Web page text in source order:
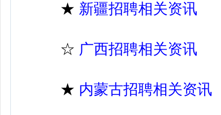
★ 新疆招聘相关资讯
☆ 广西招聘相关资讯
★ 内蒙古招聘相关资讯